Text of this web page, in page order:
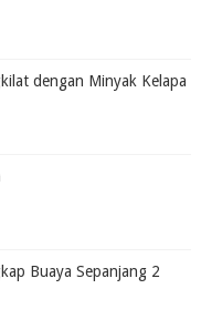
dengan Minyak Kelapa
Buaya Sepanjang 2